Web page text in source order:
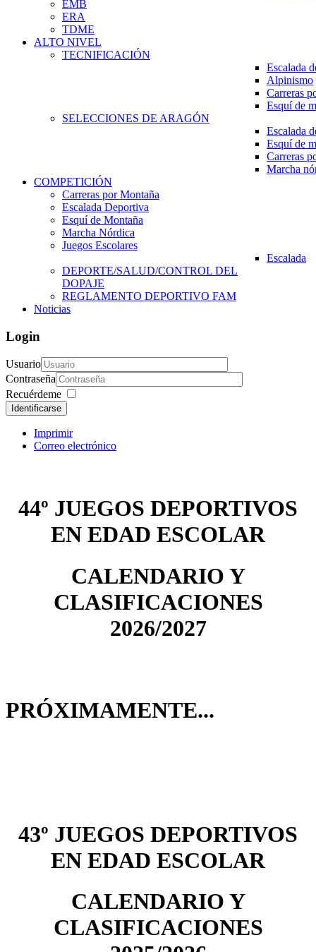
EMB
ERA
TDME
ALTO NIVEL
TECNIFICACIÓN
Escalada
Alpinismo
Carreras
Esquí de
SELECCIONES DE ARAGÓN
Escalada
Esquí de
Carreras
Marcha
COMPETICIÓN
Carreras por Montaña
Escalada Deportiva
Esquí de Montaña
Marcha Nórdica
Juegos Escolares
Escalada
DEPORTE/SALUD/CONTROL DEL
DOPAJE
REGLAMENTO DEPORTIVO FAM
Noticias
Login
Usuario
Contraseña
Recuérdeme
Identificarse
Imprimir
Correo electrónico
44º JUEGOS DEPORTIVOS
EN EDAD ESCOLAR
CALENDARIO Y
CLASIFICACIONES
2026/2027
PRÓXIMAMENTE...
43º JUEGOS DEPORTIVOS
EN EDAD ESCOLAR
CALENDARIO Y
CLASIFICACIONES